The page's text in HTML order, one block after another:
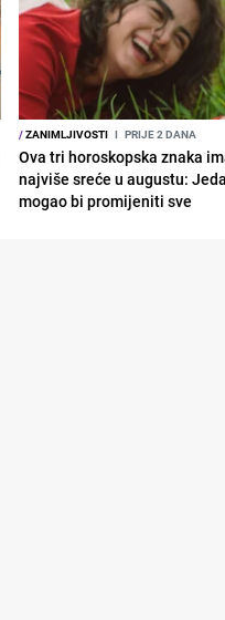
/ZANIMLJIVOSTI I PRIJE 2 DANA
Ova tri horoskopska znaka
najviše sreće u augustu:
mogao bi promijeniti sve